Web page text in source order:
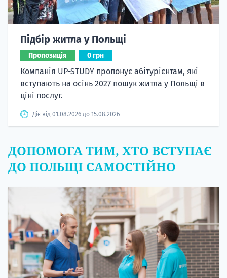
Підбір житла у Польщі
Пропозиція 0 грн
Компанія UP-STUDY пропонує абітурієнтам, які
вступають на осінь 2027 пошук житла у Польщі в
ціні послуг.
Діє від 01.08.2026 до 15.08.2026
ДОПОМОГА ТИМ, ХТО ВСТУПАЄ
ДО ПОЛЬЩІ САМОСТІЙНО